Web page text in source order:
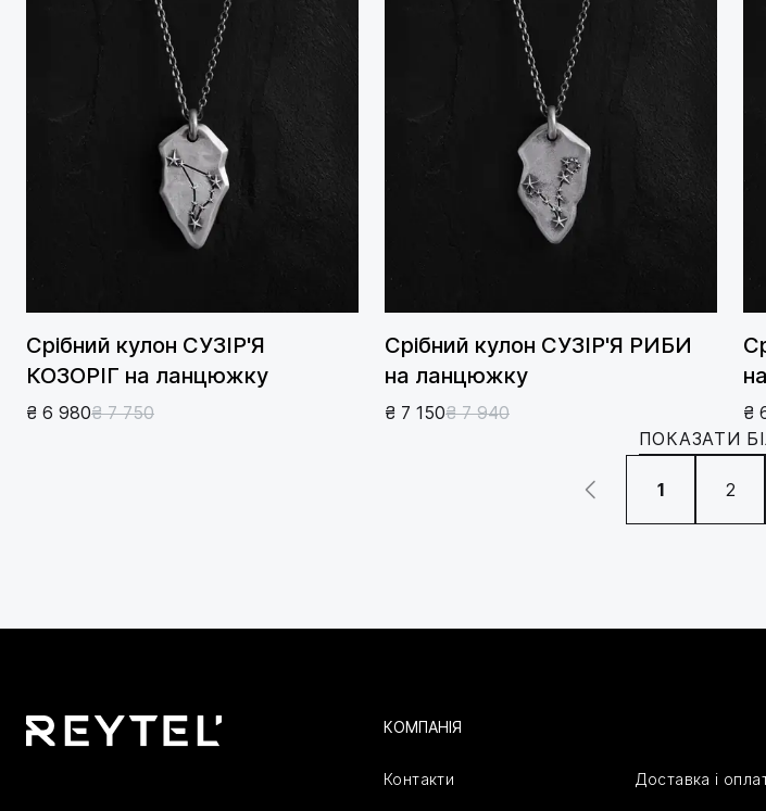
Срібний кулон СУЗІР'Я
КОЗОРІГ на ланцюжку
₴ 6 980₴ 7 750
Срібний кулон СУЗІР'Я РИБИ
на ланцюжку
₴ 7 150₴ 7 940 ₴
ПОКАЗАТИ
1 2
КОМПАНІЯ
Контакти Доставка і